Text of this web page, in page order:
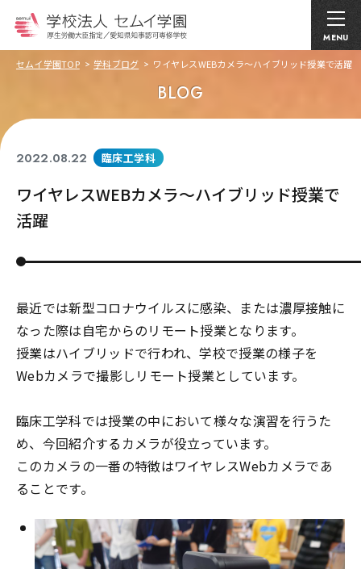
MENU
セムイ学園TOP 学科ブログ ワイヤレスWEBカメラ～ハイブリッド授業で活躍
BLOG
2022.08.22 臨床工学科
ワイヤレスWEBカメラ～ハイブリッド授業で
活躍
最近では新型コロナウイルスに感染、または濃厚接触に
なった際は自宅からのリモート授業となります。
授業はハイブリッドで行われ、学校で授業の様子を
Webカメラで撮影しリモート授業としています。
臨床工学科では授業の中において様々な演習を行うた
め、今回紹介するカメラが役立っています。
このカメラの一番の特徴はワイヤレスWebカメラであ
ることです。